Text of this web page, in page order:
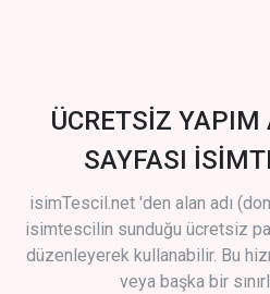
ÜCRETSİZ
SAYFASI
isimTescil.net 'den alan adı
isimtescilin sunduğu ücretsiz
düzenleyerek kullanabilir. Bu
veya başka bir